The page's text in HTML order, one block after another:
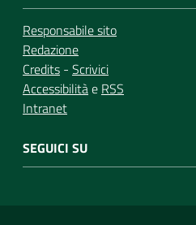
Responsabile sito
Redazione
Credits - Scrivici
Accessibilitàe RSS
Intranet
SEGUICI SU